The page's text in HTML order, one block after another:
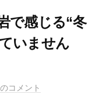
で感じる“冬
いません
コメント